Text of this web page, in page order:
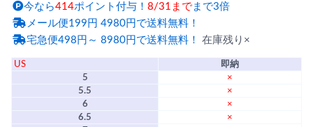
今なら414ポイント付与！ 8/31まで まで3倍
メール便199円 4980円で送料無料！
宅急便498円～ 8980円で送料無料！ 在庫残り×
US
即納
5
×
5.5
×
6
×
6.5
×